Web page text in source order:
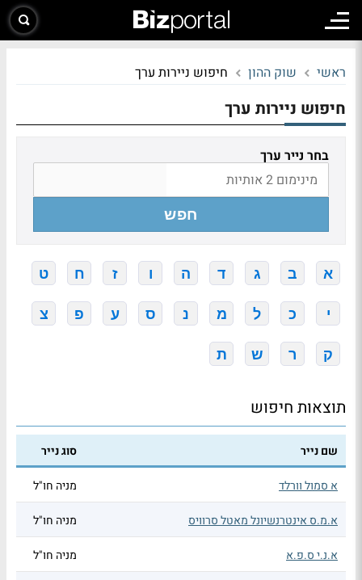
ראשי שוק ההון חיפוש ניירות ערך
חיפוש ניירות ערך
בחר נייר ערך
חפש
א ב ג ד ה ו ז ח ט
י כ ל מ נ ס ע פ צ
ק ר ש ת
תוצאות חיפוש
שם נייר סוג נייר
א סמול וורלד מניה חו"ל
א.מ.ס אינטרנשיונל מאטל סרוויס מניה חו"ל
א.נ.י ס.פ.א מניה חו"ל